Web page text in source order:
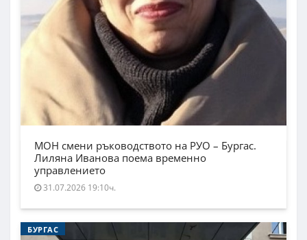
МОН смени ръководството на РУО – Бургас.
Лиляна Иванова поема временно
управлението
31.07.2026 19:10ч.
БУРГАС